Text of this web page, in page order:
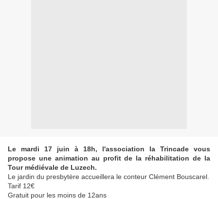
Le mardi 17 juin à 18h, l'association la Trincade vous
propose une animation au profit de la réhabilitation de la
Tour médiévale de Luzech.
Le jardin du presbytère accueillera le conteur Clément Bouscarel.
Tarif 12€
Gratuit pour les moins de 12ans